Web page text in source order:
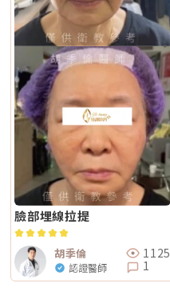
會。Q4：敏感肌或薄皮膚適合做
和，加上冷卻保護，對敏感肌而言
穩定，因此治療前仍需要專業檢視
議先穩定皮膚後再安排療程。Q5
療程？治療後皮膚需要時間恢復
程，通常約 2～3 週即可視膚況安
刺激性較高的項目，建議至少間隔
度刺激的風險，也讓後續療程效果
多少？Reepot 的價格會依照治療
程以及整體規劃次數而有所差異。
實際金額仍需依個人斑點狀況與療
詢，由專業醫療人員確認膚況後
Reepot 術後的人工皮需要貼多久
主要是保護剛治療的肌膚並協助
會在約兩週左右回診時，由醫療人
部位的色素也會在這段期間逐漸
外觀變化，更讓人感到氣色黯淡、
Reepot AI 時光雷射為色素治療帶
在效果難預測的時代。期望這篇文
規劃療程時，也建議由專業醫師根
善方式。★溫馨提醒★小編要提醒
療程都伴隨著風險。因此，作為
保安全與健康。
題。電波偏向改善皮膚鬆弛、細紋
肉與下顎線模糊。但如果是太陽穴
或是斑點、色素沉澱這類膚質問題
配其他療程評估。第二，不要只看
的價格會受到儀器種類、探頭、
響。價格便宜不一定不好，但如
事：這療程到底有沒有符合你的臉
線，有人需要處理嘴邊肉；同樣是
臉頰鬆弛。規劃不同，效果自然也
錢」，也要問清楚：使用什麼儀器
麼規劃？為什麼我的狀況適合這個
施作人員電波音波屬於能量型醫美
作經驗都有關。建議選擇前可以確
廠探頭或合規耗材，以及是否由合
的臉部解剖概念與美感判斷也很
好」，而是要看你的皮膚厚度、脂
治療不一定更漂亮，反而可能不
間，不要用術後當天判斷成敗電波
不是做完當天就完成全部效果。
順，但真正的膠原蛋白新生與重組
完後不要急著用第一天的樣子判斷
化就立刻否定療程。非侵入式拉提
幅改變。第五，不要期待一次療
鬆而已，還可能包含膠原蛋白流失
變等不同層次的問題。電波可以改
拉提與深層支撐，但它們不一定能
與雙極兩種模式結合於同一療程設
不同射頻模式，將能量分別作用於
比較高級」，而是設計邏輯不同。
為主的療程通常較符合需求；若希
電波療程則可能更具彈性。效果
提感如果你的主要困擾是「臉部鬆
顯」，鳳凰電波通常是較常被討論
改善相關，常見於臉部、眼周與身
問題不是明顯鬆弛，而是「皮膚看
貼」或整體氣色較疲累，無雙電波
除了緊緻效果外，也常被用於膚質
為入門型抗老或精緻型電波療程。
通常不會像手術或填充療程一樣
進式、自然型。常見的效果訴求
感的提升；無雙電波則較偏向整體
比較痛？無雙電波真的比較不痛
題。以療程設計來看，鳳凰電波
顯。部分人會形容為熱、刺、酸、
置，感受可能更強。無雙電波則因
阻抗偵測補償系統等設計，因此為
楚：不痛不代表完全沒感覺，舒適
多因素影響，包括： 個人耐痛程
皮膚厚薄與骨感程度 當天身體狀
被定位為舒適度較佳；鳳凰電波能
狀況而定。常見迷思一：鳳凰電波
臉部埋線拉提
胡季倫
認證醫師
1125
1